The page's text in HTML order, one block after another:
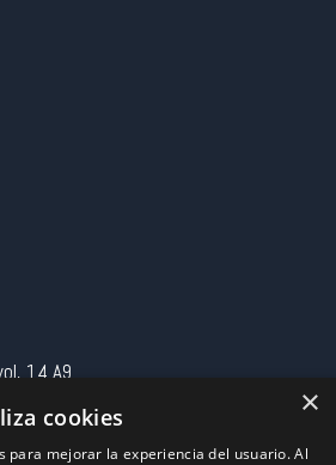
14 A9
×
cookies
para mejorar la experiencia del usuario. Al